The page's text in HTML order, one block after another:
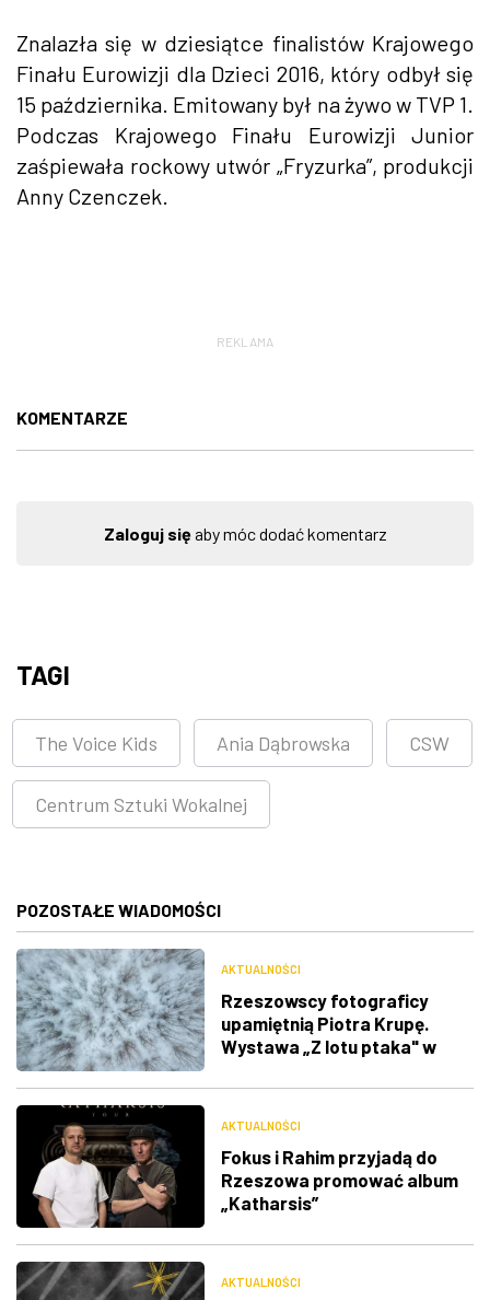
Znalazła się w dziesiątce finalistów Krajowego
Finału Eurowizji dla Dzieci 2016, który odbył się
15 października. Emitowany był na żywo w TVP 1.
Podczas Krajowego Finału Eurowizji Junior
zaśpiewała rockowy utwór „Fryzurka”, produkcji
Anny Czenczek.
REKLAMA
KOMENTARZE
Zaloguj sięaby móc dodać komentarz
TAGI
The Voice Kids Ania Dąbrowska CSW
Centrum Sztuki Wokalnej
POZOSTAŁE WIADOMOŚCI
AKTUALNOŚCI
Rzeszowscy fotograficy
upamiętnią Piotra Krupę.
Wystawa „Z lotu ptaka" w
AKTUALNOŚCI
Fokus i Rahim przyjadą do
Rzeszowa promować album
„Katharsis”
AKTUALNOŚCI